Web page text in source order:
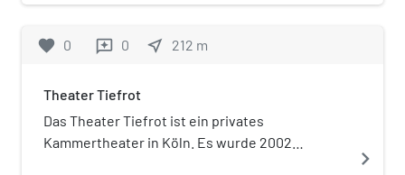
Universitätsviertel.
favorite 0 reviews 0 near_me 212 m
Theater Tiefrot
Das Theater Tiefrot ist ein privates
Kammertheater in Köln. Es wurde 2002
navigate_next